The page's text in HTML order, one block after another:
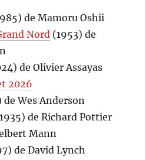
de Mamoru Oshii
Nord (1953) de
de Olivier Assayas
2026
de Wes Anderson
de Richard Pottier
Mann
de David Lynch